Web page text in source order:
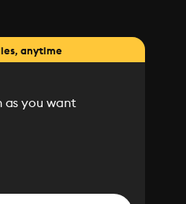
anytime
as you want